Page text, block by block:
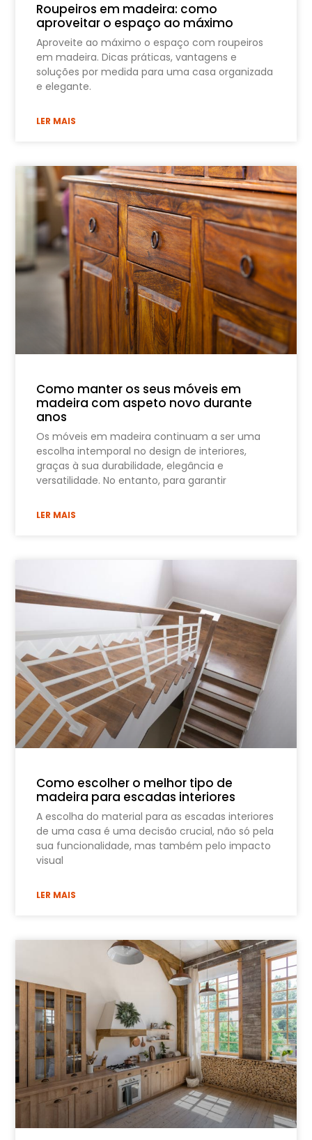
Roupeiros em madeira: como
aproveitar o espaço ao máximo
Aproveite ao máximo o espaço com roupeiros
em madeira. Dicas práticas, vantagens e
soluções por medida para uma casa organizada
e elegante.
LER MAIS
Como manter os seus móveis em
madeira com aspeto novo durante
anos
Os móveis em madeira continuam a ser uma
escolha intemporal no design de interiores,
graças à sua durabilidade, elegância e
versatilidade. No entanto, para garantir
LER MAIS
Como escolher o melhor tipo de
madeira para escadas interiores
A escolha do material para as escadas interiores
de uma casa é uma decisão crucial, não só pela
sua funcionalidade, mas também pelo impacto
visual
LER MAIS